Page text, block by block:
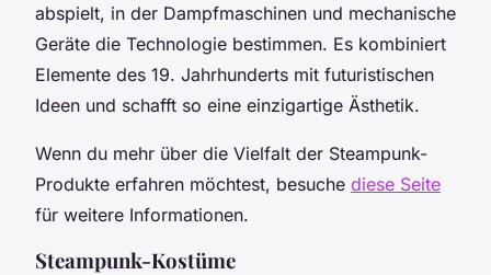
abspielt, in der Dampfmaschinen und mechanische
Geräte die Technologie bestimmen. Es kombiniert
Elemente des 19. Jahrhunderts mit futuristischen
Ideen und schafft so eine einzigartige Ästhetik.
Wenn du mehr über die Vielfalt der Steampunk-
Produkte erfahren möchtest, besuche diese Seite
für weitere Informationen.
Steampunk-Kostüme